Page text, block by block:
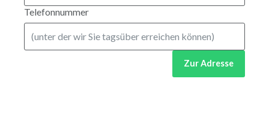
Telefonnummer
Zur Adresse